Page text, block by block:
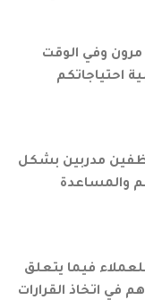
وفي الوقت
احتياجاتكم
مدربين بشكل
والمساعدة
فيما يتعلق
اتخاذ القرارات